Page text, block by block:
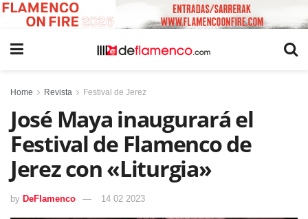
Home Revista Festival de Jerez
José Maya inaugurará el
Festival de Flamenco de
Jerez con «Liturgia»
by DeFlamenco 14 02 2023